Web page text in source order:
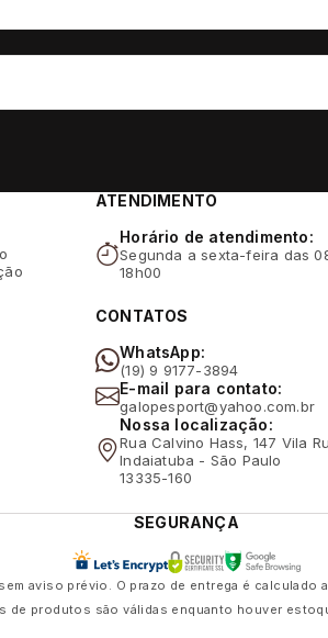
ATENDIMENTO
Horário de atendimento:
Segunda a sexta-feira das
18h00
CONTATOS
WhatsApp:
(19) 9 9177-3894
E-mail para contato:
galopesport@yahoo.com.br
Nossa localização:
Rua Calvino Hass, 147 Vila
Indaiatuba - São Paulo
13335-160
SEGURANÇA
aviso prévio. O prazo de entrega é calculado
de produtos são válidas enquanto houver